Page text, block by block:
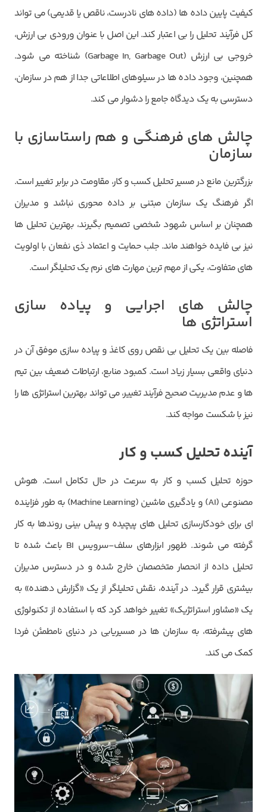
کیفیت پایین داده ها (داده های نادرست، ناقص یا قدیمی) می تواند
کل فرآیند تحلیل را بی اعتبار کند. این اصل با عنوان ورودی بی ارزش،
خروجی بی ارزش (Garbage In, Garbage Out) شناخته می شود.
همچنین، وجود داده ها در سیلوهای اطلاعاتی جدا از هم در سازمان،
دسترسی به یک دیدگاه جامع را دشوار می کند.
چالش های فرهنگی و هم راستاسازی با
سازمان
بزرگترین مانع در مسیر تحلیل کسب و کار، مقاومت در برابر تغییر است.
اگر فرهنگ یک سازمان مبتنی بر داده محوری نباشد و مدیران
همچنان بر اساس شهود شخصی تصمیم بگیرند، بهترین تحلیل ها
نیز بی فایده خواهند ماند. جلب حمایت و اعتماد ذی نفعان با اولویت
های متفاوت، یکی از مهم ترین مهارت های نرم یک تحلیلگر است.
چالش های اجرایی و پیاده سازی
استراتژی ها
فاصله بین یک تحلیل بی نقص روی کاغذ و پیاده سازی موفق آن در
دنیای واقعی بسیار زیاد است. کمبود منابع، ارتباطات ضعیف بین تیم
ها و عدم مدیریت صحیح فرآیند تغییر، می تواند بهترین استراتژی ها را
نیز با شکست مواجه کند.
آینده تحلیل کسب و کار
حوزه تحلیل کسب و کار به سرعت در حال تکامل است. هوش
مصنوعی (AI) و یادگیری ماشین (Machine Learning) به طور فزاینده
ای برای خودکارسازی تحلیل های پیچیده و پیش بینی روندها به کار
گرفته می شوند. ظهور ابزارهای سلف-سرویس BI باعث شده تا
تحلیل داده از انحصار متخصصان خارج شده و در دسترس مدیران
بیشتری قرار گیرد. در آینده، نقش تحلیلگر از یک «گزارش دهنده» به
یک «مشاور استراتژیک» تغییر خواهد کرد که با استفاده از تکنولوژی
های پیشرفته، به سازمان ها در مسیریابی در دنیای نامطمئن فردا
کمک می کند.